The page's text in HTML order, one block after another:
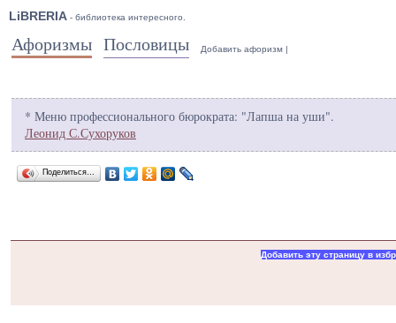
LiBRERIA - библиотека интересного.
Афоризмы Пословицы Добавить афоризм |
* Меню профессионального бюрократа: "Лапша на уши".
Леонид С.Сухоруков
Поделиться…
Добавить эту страницу в